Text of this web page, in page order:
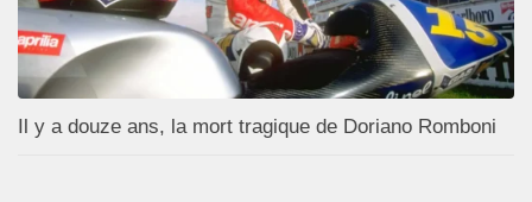
Il y a douze ans, la mort tragique de Doriano Romboni